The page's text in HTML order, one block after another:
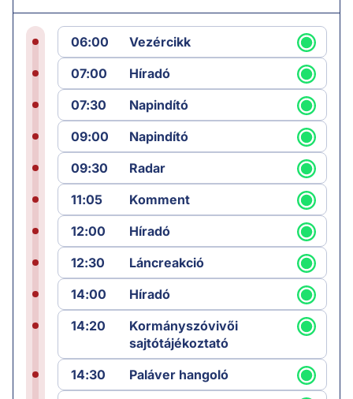
06:00
Vezércikk
07:00
Híradó
07:30
Napindító
09:00
Napindító
09:30
Radar
11:05
Komment
12:00
Híradó
12:30
Láncreakció
14:00
Híradó
14:20
Kormányszóvivői
sajtótájékoztató
14:30
Paláver hangoló